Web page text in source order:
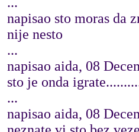
napisao sto moras da
nije nesto
...
napisao aida, 08
sto je onda
...
napisao aida, 08